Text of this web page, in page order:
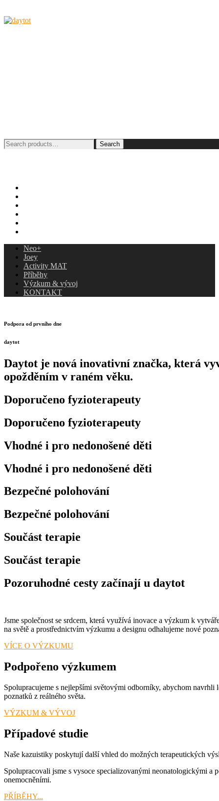
Search
for:
Search
Neo+
Joey
Activity MAT
Příběhy
Výzkum & vývoj
KONTAKT
Podpora od prvního dne
daytot
Daytot je nová inovativní značka, která
opožděním v raném věku.
Doporučeno fyzioterapeuty
Doporučeno fyzioterapeuty
Vhodné i pro nedonošené děti
Vhodné i pro nedonošené děti
Bezpečné polohování
Bezpečné polohování
Součást terapie
Součást terapie
Pozoruhodné cesty začínají u daytot
Jsme společnost se srdcem, která využívá inovace a výzkum k
na světě a prostřednictvím výzkumu a designu odhalujeme nové
VÍCE O VÝZKUMU
Podpořeno výzkumem
Spolupracujeme s nejlepšími světovými odborníky, abychom
poznatků z reálného světa.
VÝZKUM & VÝVOJ
Případové studie
Naše kazuistiky poskytují další vhled do možných terapeutických
Spolupracovali jsme s vysoce specializovanými neonatologickými
onemocněními.
PŘÍBĚHY...